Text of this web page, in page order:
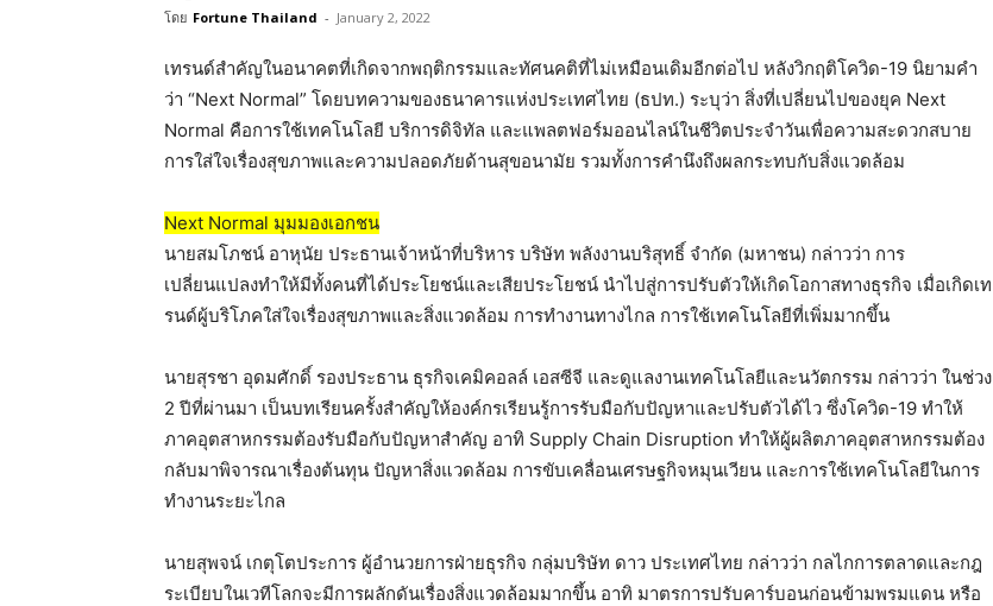
โดย Fortune Thailand - January 2, 2022
เทรนด์สำคัญในอนาคตที่เกิดจากพฤติกรรมและทัศนคติที่ไม่เหมือนเดิมอีกต่อไป หลังวิกฤติโควิด-19 นิยามคำ
ว่า “Next Normal” โดยบทความของธนาคารแห่งประเทศไทย (ธปท.) ระบุว่า สิ่งที่เปลี่ยนไปของยุค Next
Normal คือการใช้เทคโนโลยี บริการดิจิทัล และแพลตฟอร์มออนไลน์ในชีวิตประจำวันเพื่อความสะดวกสบาย
การใส่ใจเรื่องสุขภาพและความปลอดภัยด้านสุขอนามัย รวมทั้งการคำนึงถึงผลกระทบกับสิ่งแวดล้อม
Next Normal มุมมองเอกชน
นายสมโภชน์ อาหุนัย ประธานเจ้าหน้าที่บริหาร บริษัท พลังงานบริสุทธิ์ จำกัด (มหาชน) กล่าวว่า การ
เปลี่ยนแปลงทำให้มีทั้งคนที่ได้ประโยชน์และเสียประโยชน์ นำไปสู่การปรับตัวให้เกิดโอกาสทางธุรกิจ เมื่อเกิดเท
รนด์ผู้บริโภคใส่ใจเรื่องสุขภาพและสิ่งแวดล้อม การทำงานทางไกล การใช้เทคโนโลยีที่เพิ่มมากขึ้น
นายสุรชา อุดมศักดิ์ รองประธาน ธุรกิจเคมิคอลล์ เอสซีจี และดูแลงานเทคโนโลยีและนวัตกรรม กล่าวว่า ในช่วง
2 ปีที่ผ่านมา เป็นบทเรียนครั้งสำคัญให้องค์กรเรียนรู้การรับมือกับปัญหาและปรับตัวได้ไว ซึ่งโควิด-19 ทำให้
ภาคอุตสาหกรรมต้องรับมือกับปัญหาสำคัญ อาทิ Supply Chain Disruption ทำให้ผู้ผลิตภาคอุตสาหกรรมต้อง
กลับมาพิจารณาเรื่องต้นทุน ปัญหาสิ่งแวดล้อม การขับเคลื่อนเศรษฐกิจหมุนเวียน และการใช้เทคโนโลยีในการ
ทำงานระยะไกล
นายสุพจน์ เกตุโตประการ ผู้อำนวยการฝ่ายธุรกิจ กลุ่มบริษัท ดาว ประเทศไทย กล่าวว่า กลไกการตลาดและกฎ
ระเบียบในเวทีโลกจะมีการผลักดันเรื่องสิ่งแวดล้อมมากขึ้น อาทิ มาตรการปรับคาร์บอนก่อนข้ามพรมแดน หรือ